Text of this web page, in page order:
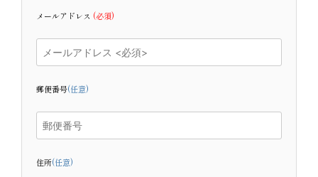
メールアドレス (必須)
郵便番号(任意)
住所(任意)